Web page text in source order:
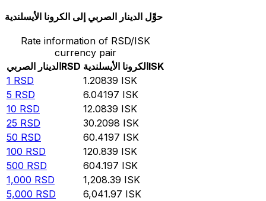
حوِّل الدينار الصربي إلى الكرونا الأيسلندية
Rate information of RSD/ISK
currency pair
الدينار الصربيRSD الكرونا الأيسلنديةISK
1 RSD 1.20839 ISK
5 RSD 6.04197 ISK
10 RSD 12.0839 ISK
25 RSD 30.2098 ISK
50 RSD 60.4197 ISK
100 RSD 120.839 ISK
500 RSD 604.197 ISK
1,000 RSD 1,208.39 ISK
5,000 RSD 6,041.97 ISK